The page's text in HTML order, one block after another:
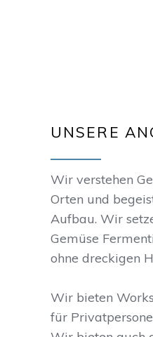
UNSERE
Wir verstehen
Orten und
Aufbau. Wir
Gemüse
ohne dreckigen
Wir bieten
für